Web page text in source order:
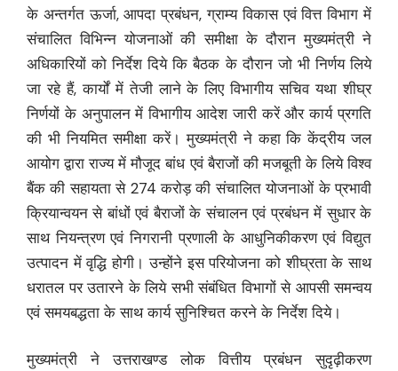
के अन्तर्गत ऊर्जा, आपदा प्रबंधन, ग्राम्य विकास एवं वित्त विभाग में
संचालित विभिन्न योजनाओं की समीक्षा के दौरान मुख्यमंत्री ने
अधिकारियों को निर्देश दिये कि बैठक के दौरान जो भी निर्णय लिये
जा रहे हैं, कार्यों में तेजी लाने के लिए विभागीय सचिव यथा शीघ्र
निर्णयों के अनुपालन में विभागीय आदेश जारी करें और कार्य प्रगति
की भी नियमित समीक्षा करें। मुख्यमंत्री ने कहा कि केंद्रीय जल
आयोग द्वारा राज्य में मौजूद बांध एवं बैराजों की मजबूती के लिये विश्व
बैंक की सहायता से 274 करोड़ की संचालित योजनाओं के प्रभावी
क्रियान्वयन से बांधों एवं बैराजों के संचालन एवं प्रबंधन में सुधार के
साथ नियन्त्रण एवं निगरानी प्रणाली के आधुनिकीकरण एवं विद्युत
उत्पादन में वृद्धि होगी। उन्होंने इस परियोजना को शीघ्रता के साथ
धरातल पर उतारने के लिये सभी संबंधित विभागों से आपसी समन्वय
एवं समयबद्धता के साथ कार्य सुनिश्चित करने के निर्देश दिये।
मुख्यमंत्री ने उत्तराखण्ड लोक वित्तीय प्रबंधन सुदृढ़ीकरण